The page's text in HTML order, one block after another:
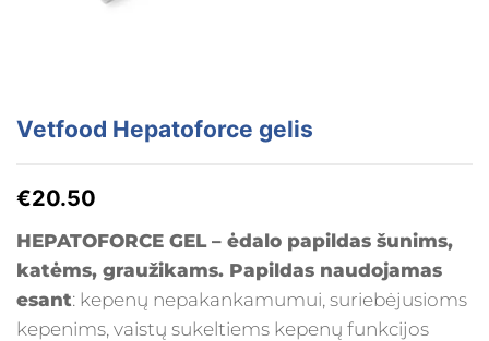
Vetfood Hepatoforce gelis
€20.50
HEPATOFORCE GEL – ėdalo papildas šunims,
katėms, graužikams. Papildas naudojamas
esant: kepenų nepakankamumui, suriebėjusioms
kepenims, vaistų sukeltiems kepenų funkcijos